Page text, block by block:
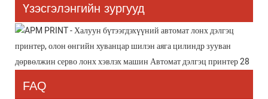
Үзэсгэлэнгийн зургууд
FAQ